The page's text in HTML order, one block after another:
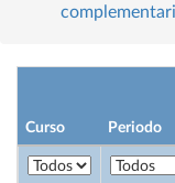
Curso Periodo